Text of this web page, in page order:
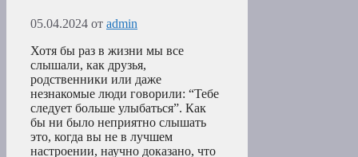
05.04.2024 от admin
Хотя бы раз в жизни мы все
слышали, как друзья,
родственники или даже
незнакомые люди говорили: “Тебе
следует больше улыбаться”. Как
бы ни было неприятно слышать
это, когда вы не в лучшем
настроении, научно доказано, что